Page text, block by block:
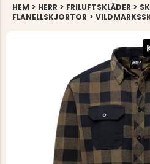
HEM > HERR > FRILUFTSKLÄDER >
FLANELLSKJORTOR >